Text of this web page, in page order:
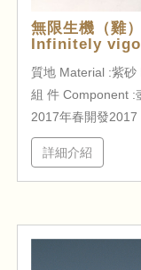
無限生機（雞
Infinitely
質地 Material :紫砂
組 件 Component :壺
2017年春開發
詳細介紹